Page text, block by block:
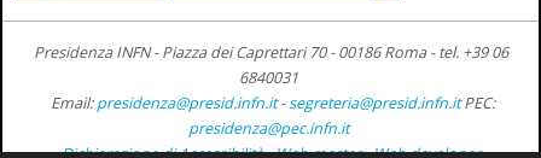
Presidenza INFN - Piazza dei Caprettari 70 - 00186 Roma -tel. +39 06
6840031
Email:presidenza@presid.infn.it-segreteria@presid.infn.it PEC:
presidenza@pec.infn.it